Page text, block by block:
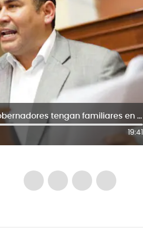
Proyecto busca prohibir que alcaldes y gobernadores tengan familiares en el Congreso, ¿tiene futuro?
19:41